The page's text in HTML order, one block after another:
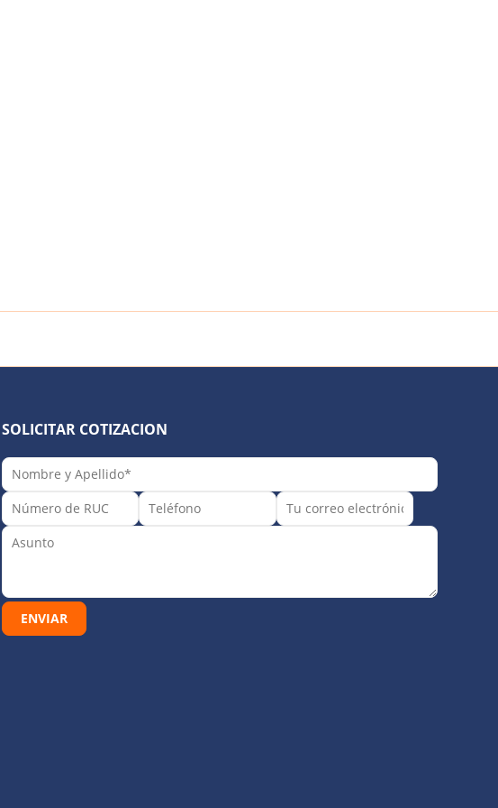
SOLICITAR COTIZACION